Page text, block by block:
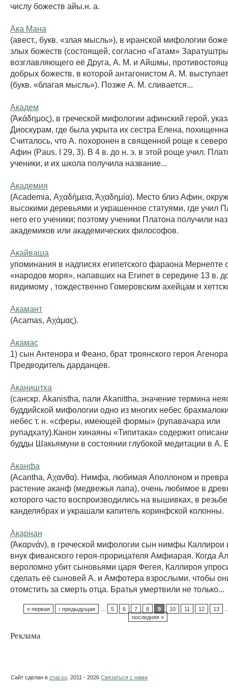
числу божеств айы.н. а.
Ака Мана
(авест., букв. «злая мысль»), в иранской мифологии
злых божеств (состоящей, согласно «Гатам»
возглавляющего её Друга, А. М. и Айшмы,
добрых божеств, в которой антагонистом А. М.
(букв. «благая мысль»). Позже А. М. сливается...
Академ
(Άκάδημος), в греческой мифологии афинский герой,
Диоскурам, где была укрыта их сестра Елена,
Считалось, что А. похоронен в священной роще к
Афин (Paus. I 29, 3). В 4 в. до н. э. в этой роще учил.
ученики, и их школа получила название...
Академия
(Academia, Αχαδήμεια, Άχαδημία). Место близ Афин,
высокими деревьями и украшенное статуями, где учил
него его ученики; поэтому ученики Платона получили
академиков или академических философов.
Акайваша
упоминания в надписях египетского фараона Мернепте
«народов моря», напавших на Египет в середине 13 в.
видимому , тождественно Гомеровским ахейцам и
Акамант
(Acamas, Αχάμας).
Акамас
1) сын Антенора и Феано, брат троянского героя
Предводитель дарданцев.
Акаништха
(санскр. Akanistha, пали Akanittha, значение термина
буддийской мифологии одно из многих небес
небес т. н. «сферы, имеющей формы» (рупавачара или
рупадхату).Канон хинаяны «Типитака» содержит
будды Шакьямуни в состоянии глубокой медитации в А.
Аканфа
(Acantha, Αχανθα). Нимфа, любимая Аполлоном и
растение аканф (медвежья лапа), очень любимое в
которого часто воспроизводились на вышивках, в
канделябрах и украшали капитель коринфской колонны.
Акарнан
(Άκαρνάν), в греческой мифологии сын нимфы Каллирои
внук фиванского героя-прорицателя Амфиарая. Когда
вероломно убит сыновьями царя Фегея, Каллироя
сделать её сыновей А. и Амфотера взрослыми, чтобы
отомстить за смерть отца. Братья умертвили не только...
« первая ‹ предыдущая 5 6 7 8 9 10 11 12 13
последняя »
Реклама
Сайт сделан в znai.su . 2011 - 2026 Связаться с нами